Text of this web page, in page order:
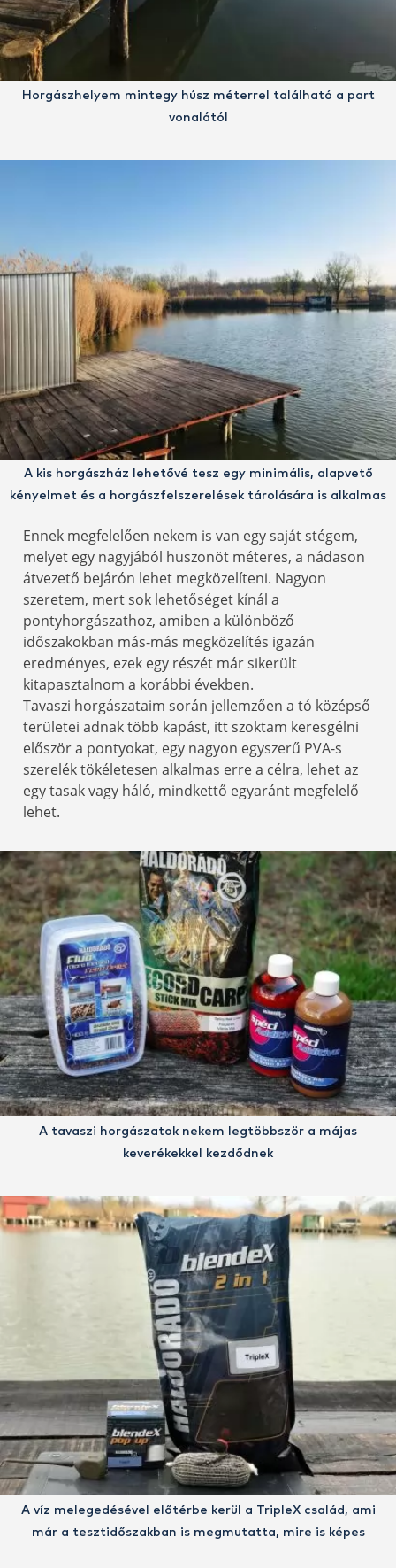
Horgászhelyem mintegy húsz méterrel található a part
vonalától
A kis horgászház lehetővé tesz egy minimális, alapvető
kényelmet és a horgászfelszerelések tárolására is alkalmas
Ennek megfelelően nekem is van egy saját stégem,
melyet egy nagyjából huszonöt méteres, a nádason
átvezető bejárón lehet megközelíteni. Nagyon
szeretem, mert sok lehetőséget kínál a
pontyhorgászathoz, amiben a különböző
időszakokban más-más megközelítés igazán
eredményes, ezek egy részét már sikerült
kitapasztalnom a korábbi években.
Tavaszi horgászataim során jellemzően a tó középső
területei adnak több kapást, itt szoktam keresgélni
először a pontyokat, egy nagyon egyszerű PVA-s
szerelék tökéletesen alkalmas erre a célra, lehet az
egy tasak vagy háló, mindkettő egyaránt megfelelő
lehet.
A tavaszi horgászatok nekem legtöbbször a májas
keverékekkel kezdődnek
A víz melegedésével előtérbe kerül a TripleX család, ami
már a tesztidőszakban is megmutatta, mire is képes